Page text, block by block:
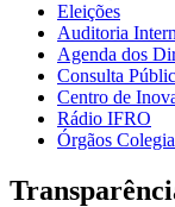
Eleições
Auditoria
Agenda dos
Consulta
Centro de
Rádio IFRO
Órgãos